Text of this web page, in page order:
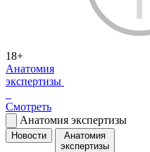
18+
Анатомия
экспертизы
Смотреть
Анатомия экспертизы
Новости
Анатомия
экспертизы